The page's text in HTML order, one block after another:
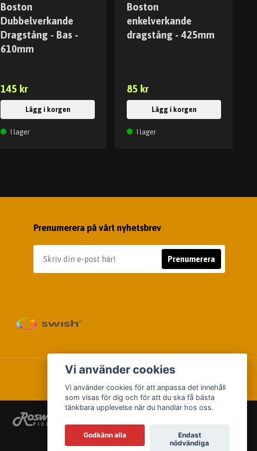
Boston
Dubbelverkande
Dragstång - Bas -
610mm
145 kr
Lägg i korgen
I lager
Boston
enkelverkande
dragstång - 425mm
85 kr
Lägg i korgen
I lager
Prenumerera på vårt nyhetsbrev
Prenumerera
Vi använder cookies
Vi använder cookies för att anpassa det innehåll
som visas för dig och för att du ska få bästa
tänkbara upplevelse när du handlar hos oss.
Godkänn alla
Endast
nödvändiga